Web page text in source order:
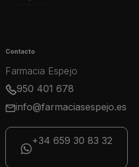
Contacto
Farmacia Espejo
950 401 678
info@farmaciasespejo.es
+34 659 30 83 32